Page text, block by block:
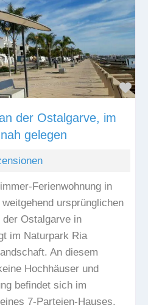
der Ostalgarve, im
gelegen
Ferienwohnung in
ursprünglichen
der Ostalgarve in
im Naturpark Ria
An diesem
Hochhäuser und
befindet sich im
7-Parteien-Hauses,